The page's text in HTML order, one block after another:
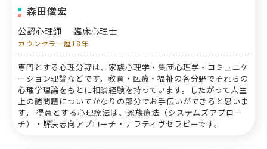
森田俊宏
公認心理師 臨床心理士
カウンセラー歴18年
専門とする心理分野は、家族心理学・集団心理学・コミュニケ
ーション理論などです。教育・医療・福祉の各分野でそれらの
心理学理論をもとに相談経験を持っています。したがって人生
上の諸問題についてかなりの部分でお手伝いができると思いま
す。 得意とする心理療法は、家族療法（システムズアプロー
チ）・解決志向アプローチ・ナラティヴセラピーです。